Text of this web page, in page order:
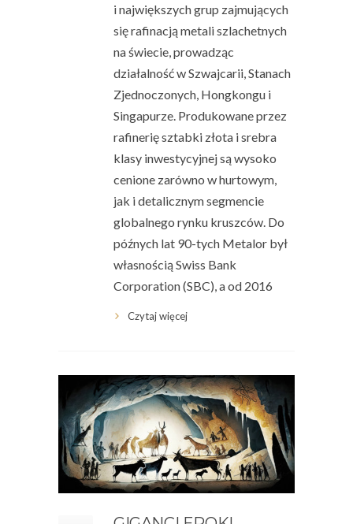
i największych grup zajmujących
się rafinacją metali szlachetnych
na świecie, prowadząc
działalność w Szwajcarii, Stanach
Zjednoczonych, Hongkongu i
Singapurze. Produkowane przez
rafinerię sztabki złota i srebra
klasy inwestycyjnej są wysoko
cenione zarówno w hurtowym,
jak i detalicznym segmencie
globalnego rynku kruszców. Do
późnych lat 90-tych Metalor był
własnością Swiss Bank
Corporation (SBC), a od 2016
Czytaj więcej